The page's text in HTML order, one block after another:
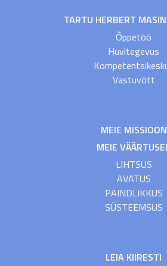
TARTU HERBERT
Õppetöö
Huvitegevus
Vastuvõtt
MEIE MISSIOON
MEIE
LIHTSUS
AVATUS
PAINDLIKKUS
SÜSTEEMSUS
LEIA KIIRESTI